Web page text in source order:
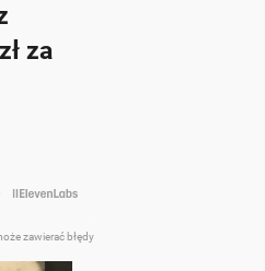
za
zawierać błędy